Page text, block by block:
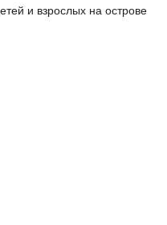
и взрослых на острове